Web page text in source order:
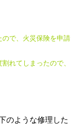
で、火災保険を申請
れてしまったので、
のような修理した